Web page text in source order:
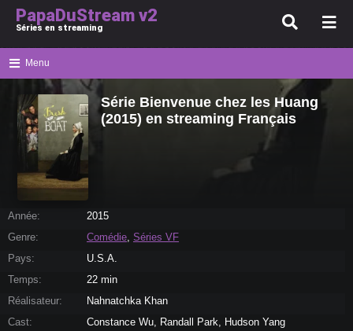
PapaDuStream v2
Séries en streaming
Menu
Série Bienvenue chez les Huang
(2015) en streaming Français
Année:
2015
Genre:
Comédie, Séries VF
Pays:
U.S.A.
Temps:
22 min
Réalisateur:
Nahnatchka Khan
Cast:
Constance Wu, Randall Park, Hudson Yang